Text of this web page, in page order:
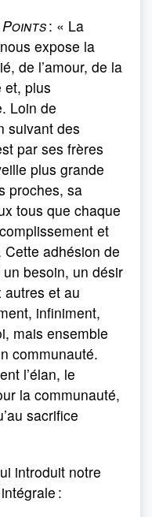
Points: « La
expose la
de l’amour, de la
et, plus
Loin de
suivant des
par ses frères
plus grande
proches, sa
tous que chaque
et
adhésion de
besoin, un désir
autres et au
infiniment,
mais ensemble
communauté.
l’élan, le
la communauté,
sacrifice
introduit notre
: